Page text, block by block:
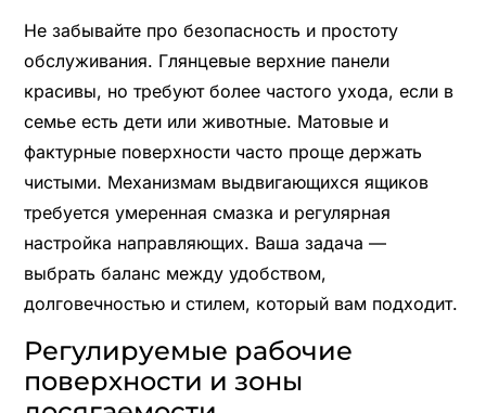
Не забывайте про безопасность и простоту
обслуживания. Глянцевые верхние панели
красивы, но требуют более частого ухода, если в
семье есть дети или животные. Матовые и
фактурные поверхности часто проще держать
чистыми. Механизмам выдвигающихся ящиков
требуется умеренная смазка и регулярная
настройка направляющих. Ваша задача —
выбрать баланс между удобством,
долговечностью и стилем, который вам подходит.
Регулируемые рабочие
поверхности и зоны